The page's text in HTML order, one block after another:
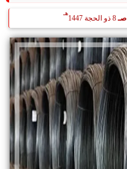
8 ذو الحجة 1447
هـ